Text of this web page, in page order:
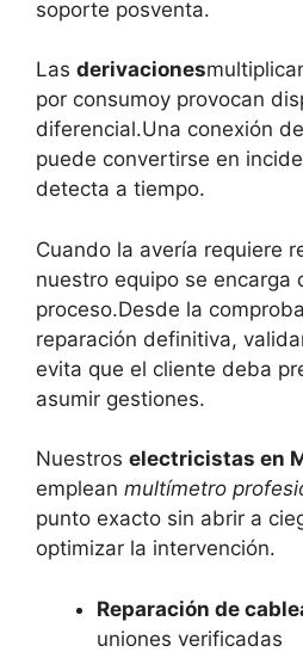
soporte posventa.
Las derivaciones
por consumoy provocan
diferencial.Una conexión
puede convertirse en
detecta a tiempo.
Cuando la avería requiere
nuestro equipo se encarga
proceso.Desde la
reparación definitiva,
evita que el cliente deba
asumir gestiones.
Nuestros electricistas en
emplean multímetro
punto exacto sin abrir a
optimizar la intervención.
Reparación de
uniones verificadas